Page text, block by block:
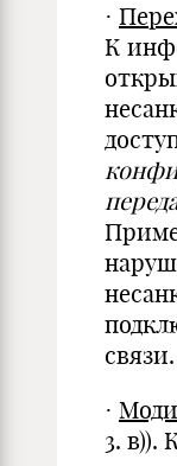
·
К
связи.
·
3. в)).